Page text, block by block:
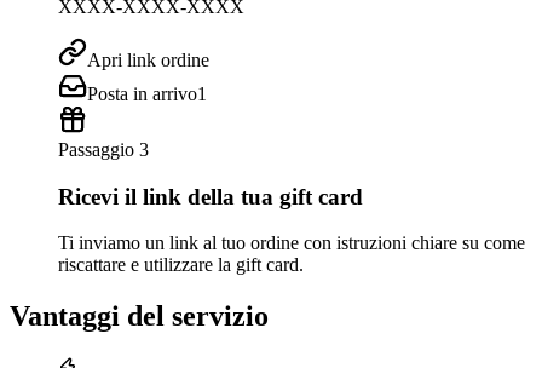
XXXX-XXXX-XXXX
Apri link ordine
Posta in arrivo1
Passaggio 3
Ricevi il link della tua gift card
Ti inviamo un link al tuo ordine con istruzioni chiare su come
riscattare e utilizzare la gift card.
Vantaggi del servizio